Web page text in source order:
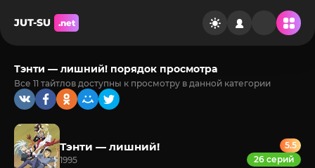
JUT-SU .net
Тэнти — лишний! порядок просмотра
Все 11 тайтлов доступны к просмотру в данной категории
Тэнти — лишний!
1995
5.5
26 серий